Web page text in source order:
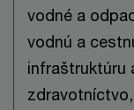
vodné a
vodnú a
infraštruktúru